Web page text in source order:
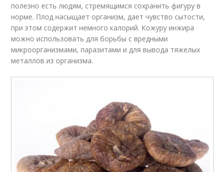
полезно есть людям, стремящимся сохранить фигуру в
норме. Плод насыщает организм, дает чувство сытости,
при этом содержит немного калорий. Кожуру инжира
можно использовать для борьбы с вредными
микроорганизмами, паразитами и для вывода тяжелых
металлов из организма.